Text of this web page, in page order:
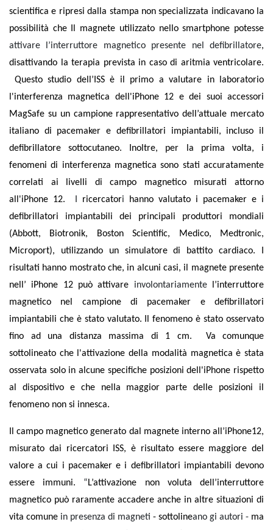
scientifica e ripresi dalla stampa non specializzata indicavano la
possibilità che Il magnete utilizzato nello smartphone potesse
attivare l’interruttore magnetico presente nel defibrillatore,
disattivando la terapia prevista in caso di aritmia ventricolare.
Questo studio dell’ISS è il primo a valutare in laboratorio
l'interferenza magnetica dell'iPhone 12 e dei suoi accessori
MagSafe su un campione rappresentativo dell’attuale mercato
italiano di pacemaker e defibrillatori impiantabili, incluso il
defibrillatore sottocutaneo. Inoltre, per la prima volta, i
fenomeni di interferenza magnetica sono stati accuratamente
correlati ai livelli di campo magnetico misurati attorno
all'iPhone 12.
ricercatori
hanno valutato i pacemaker e i
defibrillatori impiantabili dei principali produttori mondiali
(Abbott, Biotronik, Boston Scientific, Medico, Medtronic,
Microport), utilizzando un simulatore di battito cardiaco.
risultati hanno mostrato che, in alcuni casi, il magnete presente
nell’ iPhone 12 può attivare involontariamente
l’interruttore
magnetico nel campione di pacemaker e defibrillatori
impiantabili che è stato valutato. Il fenomeno è stato osservato
fino ad una distanza massima di 1 cm.
Va comunque
sottolineato che l'attivazione della modalità magnetica è stata
osservata solo in alcune specifiche posizioni dell'iPhone rispetto
al dispositivo e che nella maggior parte delle posizioni il
fenomeno non si innesca.
Il campo magnetico generato dal magnete interno all’iPhone12,
misurato dai ricercatori ISS, è risultato essere maggiore del
valore a cui i pacemaker e i defibrillatori impiantabili devono
essere immuni. “L’attivazione non voluta dell’interruttore
magnetico può raramente accadere anche in altre situazioni di
vita comune in presenza di magneti - sottolineano gi autori - ma